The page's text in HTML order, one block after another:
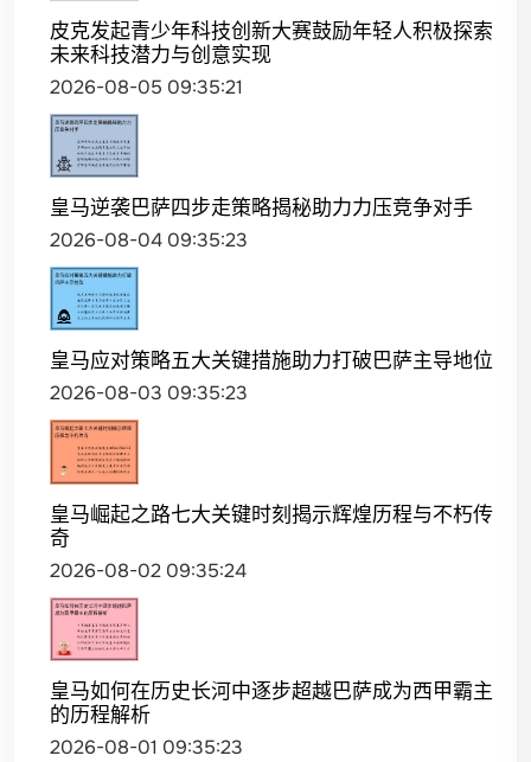
皮克发起青少年科技创新大赛鼓励年轻人积极探索
未来科技潜力与创意实现
2026-08-05 09:35:21
皇马逆袭巴萨四步走策略揭秘助力力压竞争对手
2026-08-04 09:35:23
皇马应对策略五大关键措施助力打破巴萨主导地位
2026-08-03 09:35:23
皇马崛起之路七大关键时刻揭示辉煌历程与不朽传
奇
2026-08-02 09:35:24
皇马如何在历史长河中逐步超越巴萨成为西甲霸主
的历程解析
2026-08-01 09:35:23